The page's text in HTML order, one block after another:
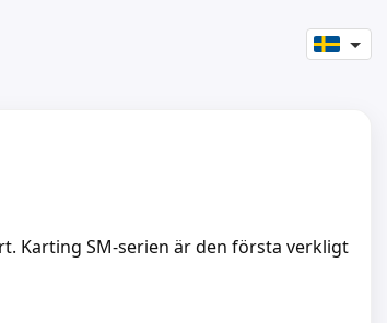
Karting SM-serien är den första verkligt